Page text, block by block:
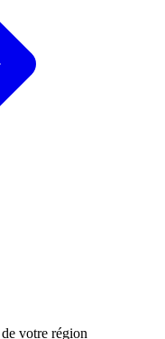
votre région